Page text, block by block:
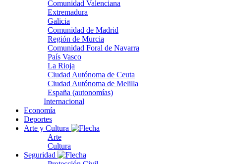
Comunidad Valenciana
Extremadura
Galicia
Comunidad de Madrid
Región de Murcia
Comunidad Foral de Navarra
País Vasco
La Rioja
Ciudad Autónoma de Ceuta
Ciudad Autónoma de Melilla
España (autonomías)
Internacional
Economía
Deportes
Arte y Cultura
Arte
Cultura
Seguridad